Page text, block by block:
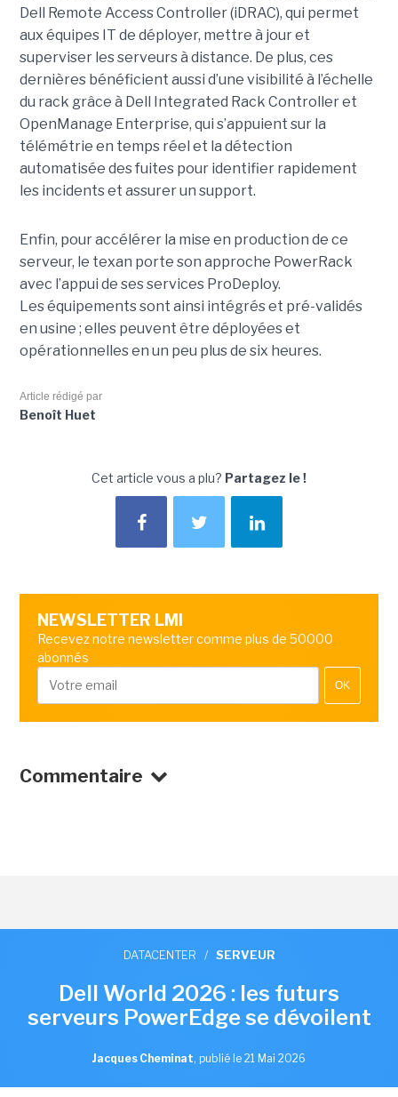
Dell Remote Access Controller (iDRAC), qui permet
aux équipes IT de déployer, mettre à jour et
superviser les serveurs à distance. De plus, ces
dernières bénéficient aussi d’une visibilité à l’échelle
du rack grâce à Dell Integrated Rack Controller et
OpenManage Enterprise, qui s’appuient sur la
télémétrie en temps réel et la détection
automatisée des fuites pour identifier rapidement
les incidents et assurer un support.
Enfin, pour accélérer la mise en production de ce
serveur, le texan porte son approche PowerRack
avec l’appui de ses services ProDeploy.
Les équipements sont ainsi intégrés et pré-validés
en usine ; elles peuvent être déployées et
opérationnelles en un peu plus de six heures.
Article rédigé par
Benoît Huet
Cet article vous a plu? Partagez le !
NEWSLETTER LMI
Recevez notre newsletter comme plus de 50000
abonnés
OK
Commentaire
DATACENTER / SERVEUR
Dell World 2026 : les futurs
serveurs PowerEdge se dévoilent
Jacques Cheminat, publié le 21 Mai 2026